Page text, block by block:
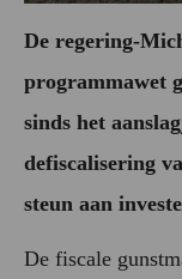
De regering-
programmawet
sinds het
defiscalisering
steun aan
De fiscale